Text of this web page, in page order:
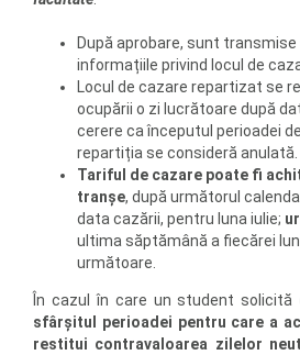
După aprobare, sunt
informațiile privind locul de
Locul de cazare repartizat se
ocupării o zi lucrătoare după
cerere ca începutul perioadei
repartiția se consideră anulată.
Tariful de cazare poate fi
tranșe, după următorul
data cazării, pentru luna iulie;
ultima săptămână a fiecărei
următoare.
În cazul în care un student solicită
sfârșitul perioadei pentru care a
restitui contravaloarea zilelor